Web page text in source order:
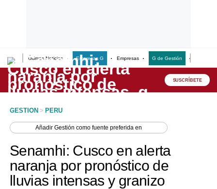
Últimas Noticias Empresas G Empresas G de Gestión
Lo último
Peru Quiosco
Economía
Mercados
SUSCRÍBETE
GESTION > PERU
AñadirGestión como fuente preferida en
Senamhi: Cusco en alerta
naranja por pronóstico de
lluvias intensas y granizo